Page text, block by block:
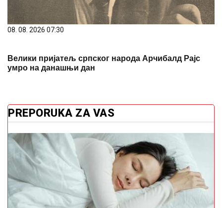
08. 08. 2026 07:30
Велики пријатељ српског народа Арчибалд Рајс
умро на данашњи дан
PREPORUKA ZA VAS